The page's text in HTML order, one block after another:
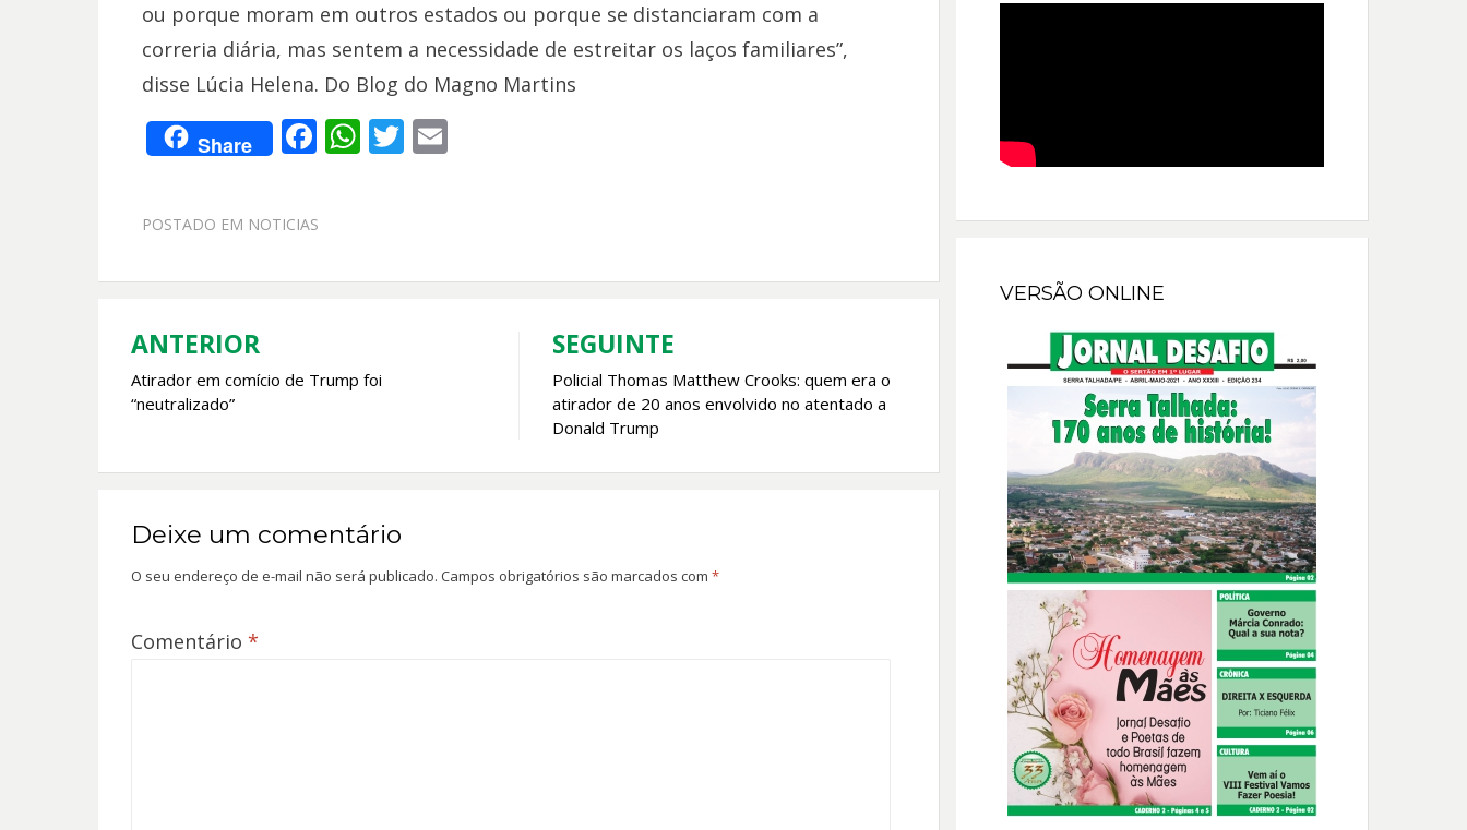
ou porque moram em outros estados ou porque se distanciaram com a
correria diária, mas sentem a necessidade de estreitar os laços familiares”,
disse Lúcia Helena. Do Blog do Magno Martins
Share F
b
o
W
A
T E
POSTADO EM NOTICIAS
Navegação
de
ANTERIOR
Atirador em comício de Trump foi
“neutralizado”
SEGUINTE
Policial Thomas Matthew Crooks: quem era o
atirador de 20 anos envolvido no atentado a
Donald Trump
Deixe um comentário
O seu endereço de e-mail não será publicado. Campos obrigatórios são marcados com *
Comentário *
VERSÃO ONLINE